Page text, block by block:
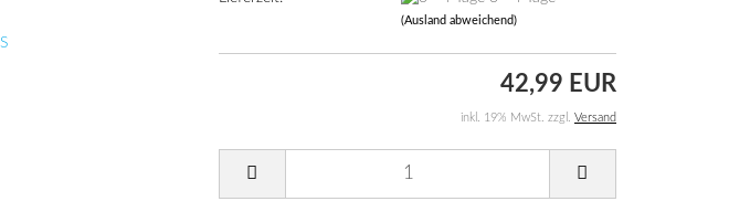
(Ausland abweichend)
42,99 EUR
inkl. 19% MwSt. zzgl. Versand